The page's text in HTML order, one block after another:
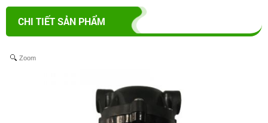
CHI TIẾT SẢN PHẨM
Zoom